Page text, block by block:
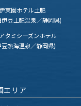
東園ホテル土肥
伊豆土肥温泉／静岡県)
アタミシーズンホテル
豆熱海温泉／静岡県)
エリア